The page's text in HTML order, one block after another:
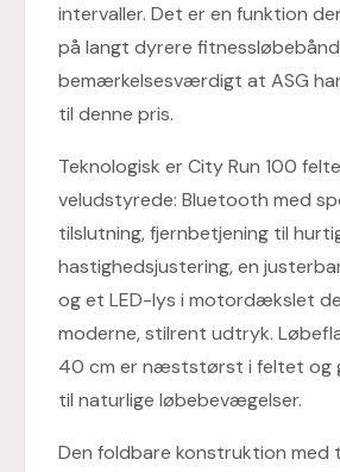
intervaller. Det er en funktion
på langt dyrere
bemærkelsesværdigt at ASG
til denne pris.
Teknologisk er City Run 100
veludstyrede: Bluetooth med
tilslutning, fjernbetjening til
hastighedsjustering, en
og et LED-lys i motordækslet
moderne, stilrent udtryk.
40 cm er næststørst i feltet og
til naturlige løbebevægelser.
Den foldbare konstruktion med